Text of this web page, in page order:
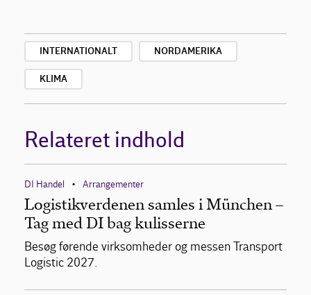
INTERNATIONALT NORDAMERIKA
KLIMA
Relateret indhold
DI Handel • Arrangementer
Logistikverdenen samles i München –
Tag med DI bag kulisserne
Besøg førende virksomheder og messen Transport
Logistic 2027.